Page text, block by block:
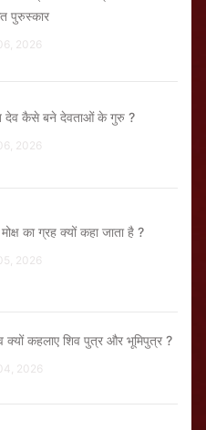
पुरुस्कार
2026
देव कैसे बने देवताओं के गुरु ?
2026
का ग्रह क्यों कहा जाता है ?
2026
क्यों कहलाए शिव पुत्र और भूमिपुत्र ?
2026